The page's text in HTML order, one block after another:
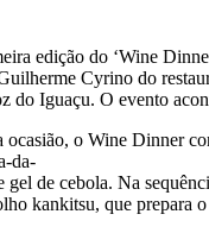
edição do ‘Wine
Cyrino do
do Iguaçu. O evento
o Wine Dinner
da-
de cebola. Na
kankitsu, que prepara